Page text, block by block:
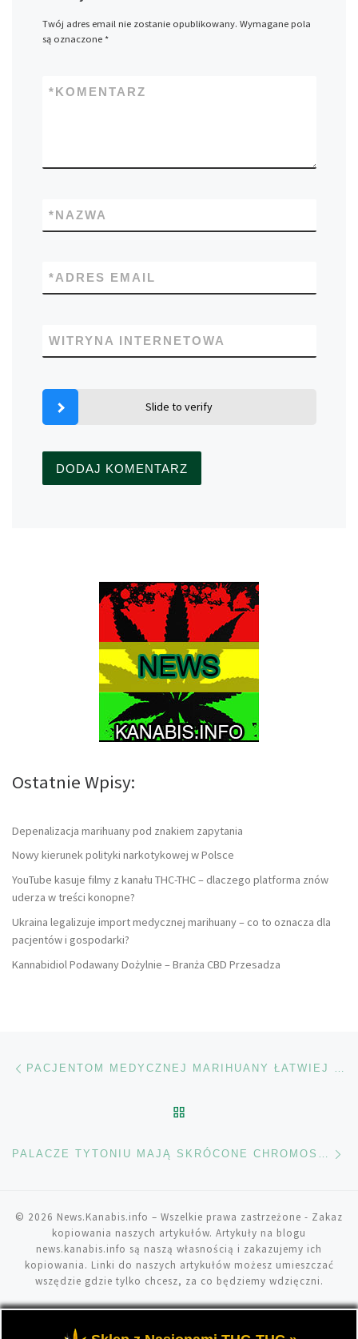
Twój adres email nie zostanie opublikowany. Wymagane pola
są oznaczone *
KOMENTARZ
*
NAZWA
*
ADRES EMAIL
*
WITRYNA INTERNETOWA
Slide to verify
Ostatnie Wpisy:
Depenalizacja marihuany pod znakiem zapytania
Nowy kierunek polityki narkotykowej w Polsce
YouTube kasuje filmy z kanału THC-THC – dlaczego platforma znów
uderza w treści konopne?
Ukraina legalizuje import medycznej marihuany – co to oznacza dla
pacjentów i gospodarki?
Kannabidiol Podawany Dożylnie – Branża CBD Przesadza
Nawigacja wpisu PACJENTOM MEDYCZNEJ MARIHUANY ŁATWIEJ ZAPRZESTAĆ STOSOWANIA OPIOIDÓW
© 2026 News.Kanabis.info – Wszelkie prawa zastrzeżone - Zakaz
kopiowania naszych artykułów. Artykuły na blogu
news.kanabis.info są naszą własnością i zakazujemy ich
kopiowania. Linki do naszych artykułów możesz umieszczać
wszędzie gdzie tylko chcesz, za co będziemy wdzięczni.